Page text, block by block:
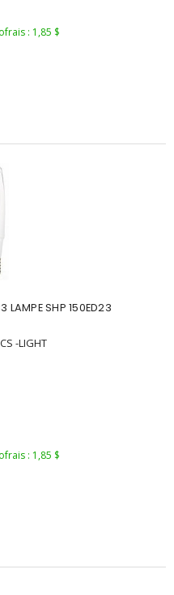
: 1,85 $
LAMPE SHP 150ED23
-LIGHT
: 1,85 $